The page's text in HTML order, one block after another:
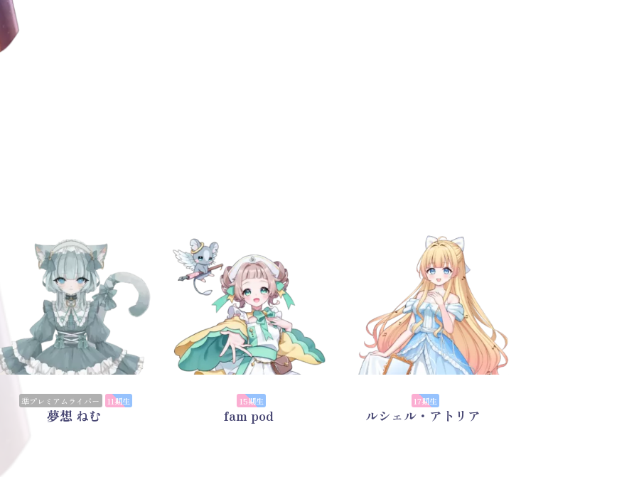
準プレミアムライバー 11期生
夢想 ねむ
15期生
fam pod
17期生
ルシェル・アトリア